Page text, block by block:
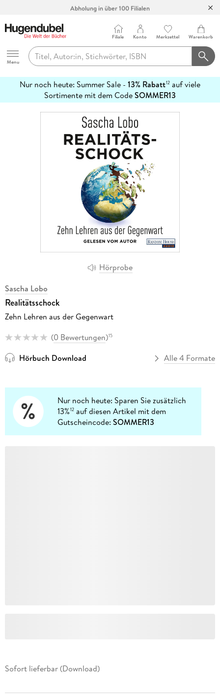
Abholung in über 100 Filialen
Hugendubel
Menu
Filiale Konto Merkzettel Warenkorb
Nur noch heute: Summer Sale - 13% Rabatt12 auf viele
Sortimente mit dem CodeSOMMER13
erfahren
Hörprobe
Sascha Lobo
Realitätsschock
Zehn Lehren aus der Gegenwart
(0 Bewertungen)15
Hörbuch Download Alle 4 Formate
Nur noch heute: Sparen Sie zusätzlich
13%12 auf diesen Artikel mit dem
Gutscheincode:SOMMER13
Sofort lieferbar (Download)